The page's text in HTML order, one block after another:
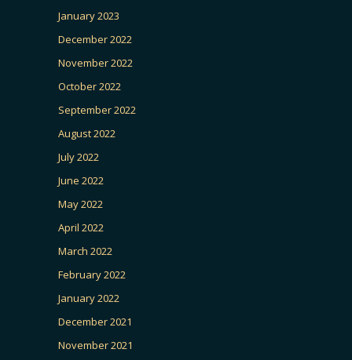
January 2023
December 2022
November 2022
October 2022
September 2022
August 2022
July 2022
June 2022
May 2022
April 2022
March 2022
February 2022
January 2022
December 2021
November 2021